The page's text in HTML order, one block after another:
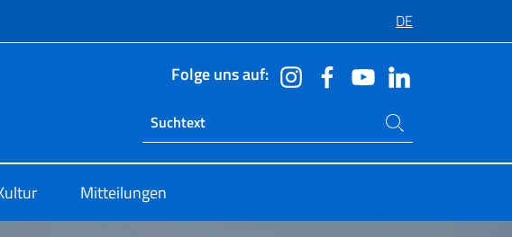
DE
Folge uns auf:
Ricerca sito live
Suchen Sie auf der Website
Mitteilungen